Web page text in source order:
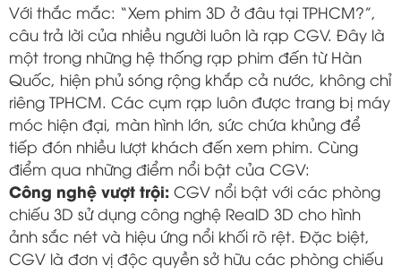
Với thắc mắc: “Xem phim 3D ở đâu tại TPHCM?”,
câu trả lời của nhiều người luôn là rạp CGV. Đây là
một trong những hệ thống rạp phim đến từ Hàn
Quốc, hiện phủ sóng rộng khắp cả nước, không chỉ
riêng TPHCM. Các cụm rạp luôn được trang bị máy
móc hiện đại, màn hình lớn, sức chứa khủng để
tiếp đón nhiều lượt khách đến xem phim. Cùng
điểm qua những điểm nổi bật của CGV:
Công nghệ vượt trội: CGV nổi bật với các phòng
chiếu 3D sử dụng công nghệ RealD 3D cho hình
ảnh sắc nét và hiệu ứng nổi khối rõ rệt. Đặc biệt,
CGV là đơn vị độc quyền sở hữu các phòng chiếu